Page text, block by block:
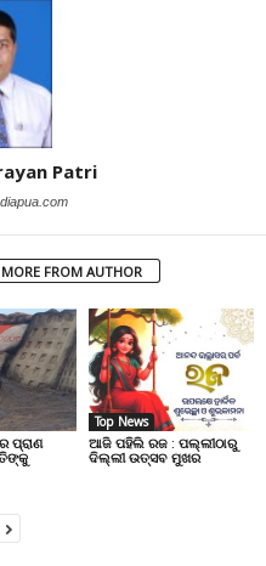
Patri
MORE FROM AUTHOR
ପ୍ରାଣ
Top News
ଆଜି ପହିଲି ରଜ : ପଲ୍ଲୀଠାରୁ
ଦିଲ୍ଲୀ ଉତ୍ସବ ମୁଖର